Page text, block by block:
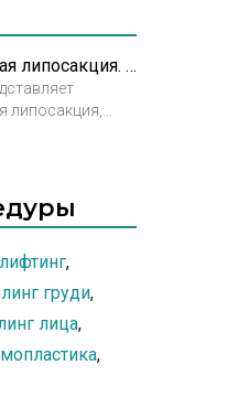
Радиочастотная липосакция. Интервью с Пшонкиной С.Ю.
липосакция,
Светланой
,
груди,
лица,
,